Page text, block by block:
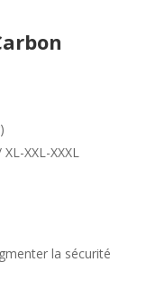
XXL-XXXL
la sécurité